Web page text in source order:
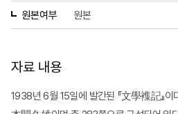
원본여부 원본
자료 내용
1938년 6월 15일에 발간된 『文學襍記』